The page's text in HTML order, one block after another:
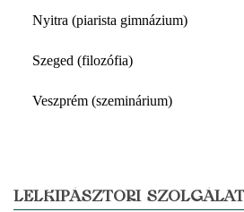
Nyitra (piarista gimnázium)
Szeged (filozófia)
Veszprém (szeminárium)
LELKIPÁSZTORI